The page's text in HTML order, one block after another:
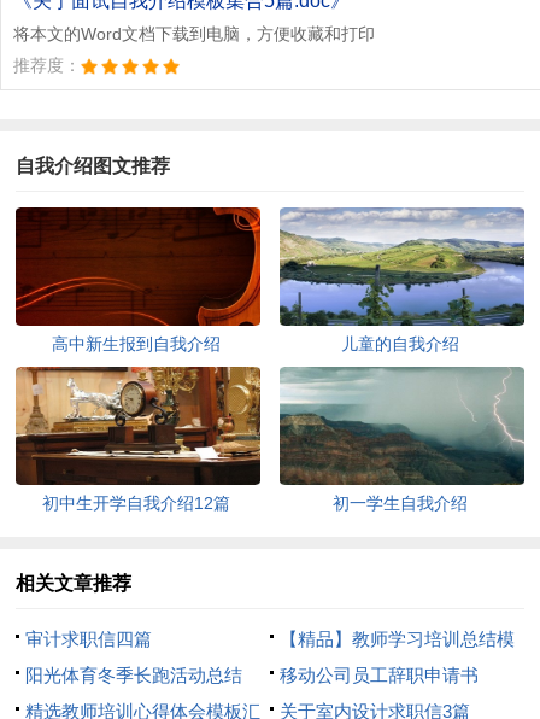
将本文的Word文档下载到电脑，方便收藏和打印
推荐度：
自我介绍图文推荐
高中新生报到自我介绍 儿童的自我介绍
初中生开学自我介绍12篇 初一学生自我介绍
相关文章推荐
审计求职信四篇
【精品】教师学习培训总结模
板8篇
阳光体育冬季长跑活动总结
移动公司员工辞职申请书
精选教师培训心得体会模板汇
关于室内设计求职信3篇